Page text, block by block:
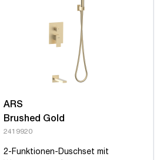
ARS
Brushed Gold
2419920
2-Funktionen-Duschset mit